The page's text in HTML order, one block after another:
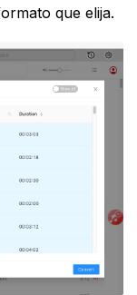
que elija.